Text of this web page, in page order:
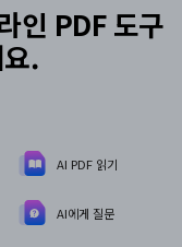
인 PDF 도구
.
AI PDF 읽기
AI에게 질문